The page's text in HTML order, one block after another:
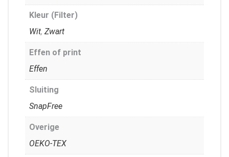
Kleur (Filter)
Wit, Zwart
Effen of print
Effen
Sluiting
SnapFree
Overige
OEKO-TEX